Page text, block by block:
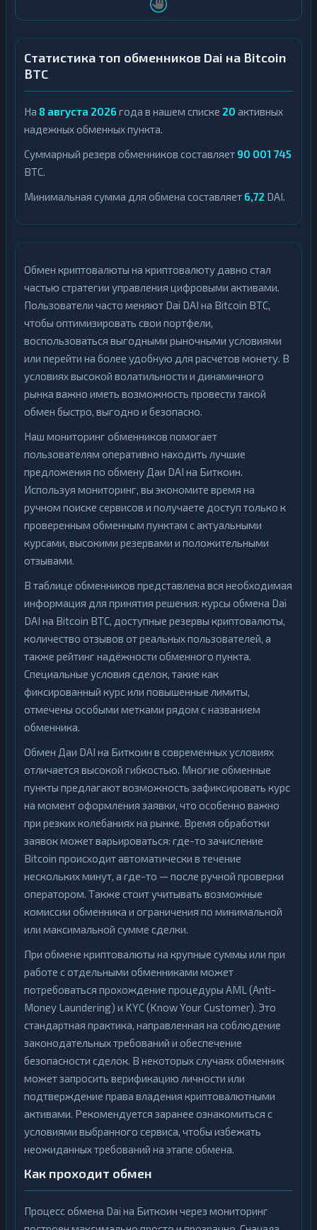
Статистика топ обменников Dai на Bitcoin
BTC
На 8 августа 2026 года в нашем списке 20 активных
надежных обменных пункта.
Суммарный резерв обменников составляет 90 001 745
BTC.
Минимальная сумма для обмена составляет 6,72 DAI.
Обмен криптовалюты на криптовалюту давно стал
частью стратегии управления цифровыми активами.
Пользователи часто меняют Dai DAI на Bitcoin BTC,
чтобы оптимизировать свои портфели,
воспользоваться выгодными рыночными условиями
или перейти на более удобную для расчетов монету. В
условиях высокой волатильности и динамичного
рынка важно иметь возможность провести такой
обмен быстро, выгодно и безопасно.
Наш мониторинг обменников помогает
пользователям оперативно находить лучшие
предложения по обмену Даи DAI на Биткоин.
Используя мониторинг, вы экономите время на
ручном поиске сервисов и получаете доступ только к
проверенным обменным пунктам с актуальными
курсами, высокими резервами и положительными
отзывами.
В таблице обменников представлена вся необходимая
информация для принятия решения: курсы обмена Dai
DAI на Bitcoin BTC, доступные резервы криптовалюты,
количество отзывов от реальных пользователей, а
также рейтинг надёжности обменного пункта.
Специальные условия сделок, такие как
фиксированный курс или повышенные лимиты,
отмечены особыми метками рядом с названием
обменника.
Обмен Даи DAI на Биткоин в современных условиях
отличается высокой гибкостью. Многие обменные
пункты предлагают возможность зафиксировать курс
на момент оформления заявки, что особенно важно
при резких колебаниях на рынке. Время обработки
заявок может варьироваться: где-то зачисление
Bitcoin происходит автоматически в течение
нескольких минут, а где-то — после ручной проверки
оператором. Также стоит учитывать возможные
комиссии обменника и ограничения по минимальной
или максимальной сумме сделки.
При обмене криптовалюты на крупные суммы или при
работе с отдельными обменниками может
потребоваться прохождение процедуры AML (Anti-
Money Laundering) и KYC (Know Your Customer). Это
стандартная практика, направленная на соблюдение
законодательных требований и обеспечение
безопасности сделок. В некоторых случаях обменник
может запросить верификацию личности или
подтверждение права владения криптовалютными
активами. Рекомендуется заранее ознакомиться с
условиями выбранного сервиса, чтобы избежать
неожиданных требований на этапе обмена.
Как проходит обмен
Процесс обмена Dai на Биткоин через мониторинг